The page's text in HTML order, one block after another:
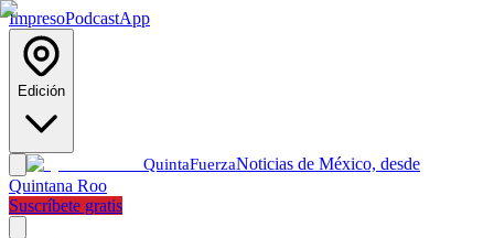
ImpresoPodcastApp
Edición
QuintaFuerzaNoticias de México, desde
Quintana Roo
Suscríbete gratis